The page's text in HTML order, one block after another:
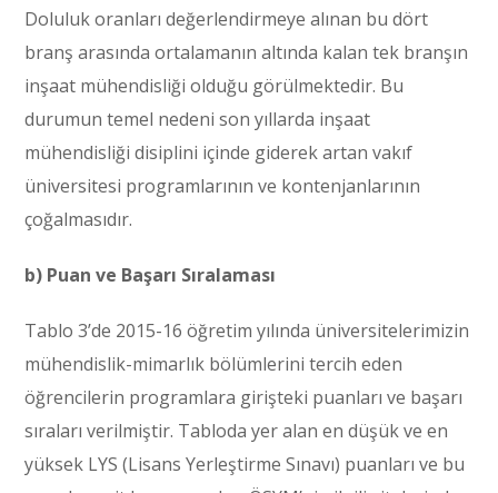
Doluluk oranları değerlendirmeye alınan bu dört
branş arasında ortalamanın altında kalan tek branşın
inşaat mühendisliği olduğu görülmektedir. Bu
durumun temel nedeni son yıllarda inşaat
mühendisliği disiplini içinde giderek artan vakıf
üniversitesi programlarının ve kontenjanlarının
çoğalmasıdır.
b) Puan ve Başarı Sıralaması
Tablo 3’de 2015-16 öğretim yılında üniversitelerimizin
mühendislik-mimarlık bölümlerini tercih eden
öğrencilerin programlara girişteki puanları ve başarı
sıraları verilmiştir. Tabloda yer alan en düşük ve en
yüksek LYS (Lisans Yerleştirme Sınavı) puanları ve bu